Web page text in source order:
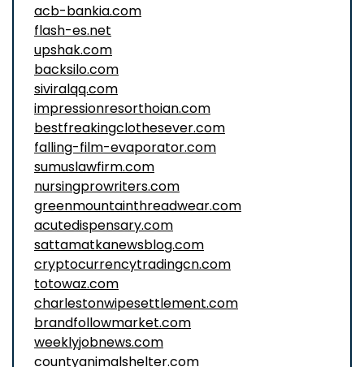
acb-bankia.com
flash-es.net
upshak.com
backsilo.com
siviralqq.com
impressionresorthoian.com
bestfreakingclothesever.com
falling-film-evaporator.com
sumuslawfirm.com
nursingprowriters.com
greenmountainthreadwear.com
acutedispensary.com
sattamatkanewsblog.com
cryptocurrencytradingcn.com
totowaz.com
charlestonwipesettlement.com
brandfollowmarket.com
weeklyjobnews.com
countyanimalshelter.com